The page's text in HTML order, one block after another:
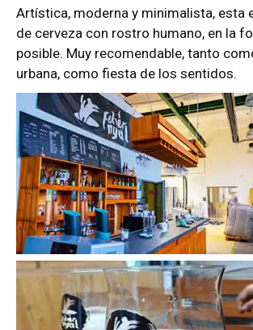
Artística, moderna y minimalista, esta
de cerveza con rostro humano, en la
posible. Muy recomendable, tanto
urbana, como fiesta de los sentidos.